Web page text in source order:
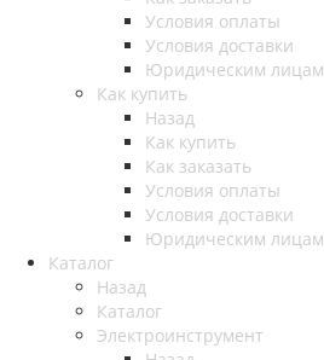
Условия оплаты
Условия доставки
Юридическим лицам
Как купить
Назад
Как купить
Как заказать
Условия оплаты
Условия доставки
Юридическим лицам
Каталог
Назад
Каталог
Электроинструмент